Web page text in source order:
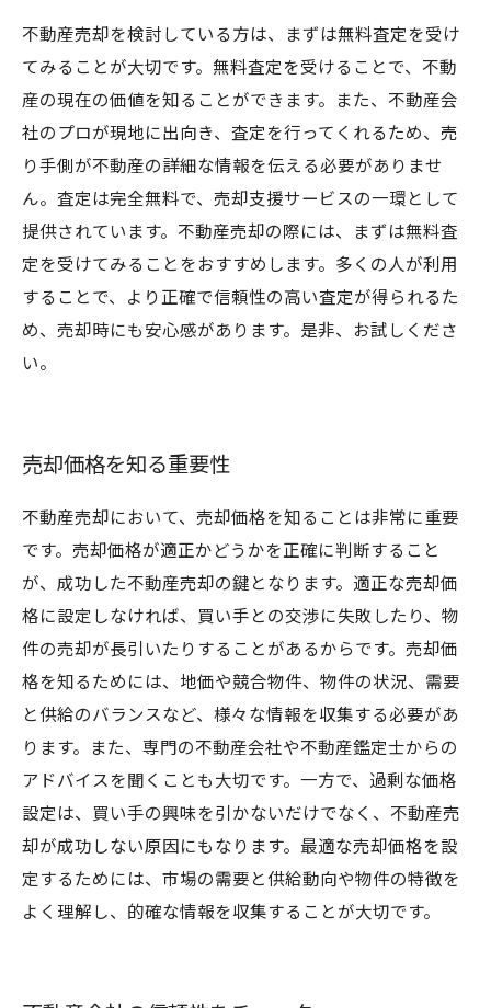
不動産売却を検討している方は、まずは無料査定を受け
てみることが大切です。無料査定を受けることで、不動
産の現在の価値を知ることができます。また、不動産会
社のプロが現地に出向き、査定を行ってくれるため、売
り手側が不動産の詳細な情報を伝える必要がありませ
ん。査定は完全無料で、売却支援サービスの一環として
提供されています。不動産売却の際には、まずは無料査
定を受けてみることをおすすめします。多くの人が利用
することで、より正確で信頼性の高い査定が得られるた
め、売却時にも安心感があります。是非、お試しくださ
い。
売却価格を知る重要性
不動産売却において、売却価格を知ることは非常に重要
です。売却価格が適正かどうかを正確に判断すること
が、成功した不動産売却の鍵となります。適正な売却価
格に設定しなければ、買い手との交渉に失敗したり、物
件の売却が長引いたりすることがあるからです。売却価
格を知るためには、地価や競合物件、物件の状況、需要
と供給のバランスなど、様々な情報を収集する必要があ
ります。また、専門の不動産会社や不動産鑑定士からの
アドバイスを聞くことも大切です。一方で、過剰な価格
設定は、買い手の興味を引かないだけでなく、不動産売
却が成功しない原因にもなります。最適な売却価格を設
定するためには、市場の需要と供給動向や物件の特徴を
よく理解し、的確な情報を収集することが大切です。